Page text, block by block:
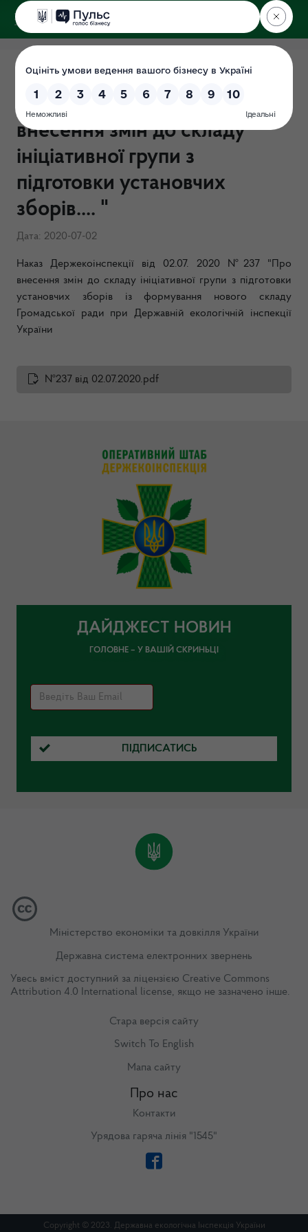
ДЕРЖЕКОІНСПЕКЦІЯ
Наказ Держекоінспекції від
02.07. 2020 №237 "Про
внесення змін до складу
ініціативної групи з
підготовки установчих
зборів.... "
Дата: 2020-07-02
Наказ Держекоінспекції від 02.07. 2020 №237 "Про
внесення змін до складу ініціативної групи з підготовки
установчих зборів із формування нового складу
Громадської ради при Державній екологічній інспекції
України
№237 від 02.07.2020.pdf
ДАЙДЖЕСТ НОВИН
ГОЛОВНЕ – У ВАШІЙ СКРИНЬЦІ
ПІДПИСАТИСЬ
Міністерство економіки та довкілля України
Державна система електронних звернень
Увесь вміст доступний за ліцензією Creative Commons
Attribution 4.0 International license, якщо не зазначено інше.
Стара версія сайту
Switch To English
Мапа сайту
Про нас
Контакти
Урядова гаряча лінія "1545"
Copyright © 2023. Державна екологічна Інспекція України